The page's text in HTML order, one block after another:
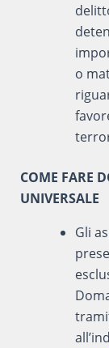
o
COME FARE
UNIVERSALE
Gli